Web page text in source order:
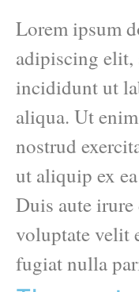
Lorem ipsum
adipiscing elit,
incididunt ut
aliqua. Ut
nostrud
ut aliquip ex
Duis aute
voluptate velit
fugiat nulla